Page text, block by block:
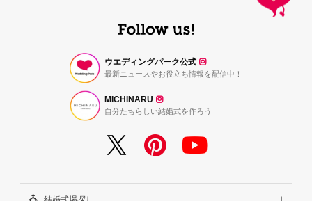
ウエディングパーク公式
最新ニュースやお役立ち情報を配信中！
MICHINARU
自分たちらしい結婚式を作ろう